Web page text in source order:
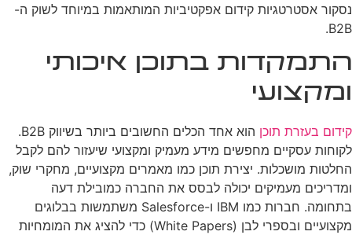
נסקור אסטרטגיות קידום אפקטיביות המותאמות במיוחד לשוק ה-
B2B.
התמקדות בתוכן איכותי
ומקצועי
קידום בעזרת תוכן
הוא אחד הכלים החשובים ביותר בשיווק B2B.
לקוחות עסקיים מחפשים מידע מעמיק ומקצועי שיעזור להם לקבל
החלטות מושכלות. יצירת תוכן כמו מאמרים מקצועיים, מחקרי שוק,
ומדריכים מעמיקים יכולה לבסס את החברה כמובילת דעה
בתחומה. חברות כמו IBM ו-Salesforce משתמשות בבלוגים
מקצועיים ובספרי לבן (White Papers) כדי להציג את המומחיות